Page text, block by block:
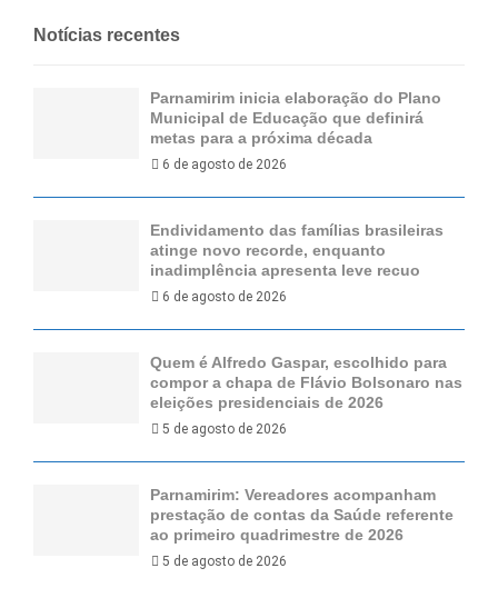
Notícias recentes
Parnamirim inicia elaboração do Plano
Municipal de Educação que definirá
metas para a próxima década
6 de agosto de 2026
Endividamento das famílias brasileiras
atinge novo recorde, enquanto
inadimplência apresenta leve recuo
6 de agosto de 2026
Quem é Alfredo Gaspar, escolhido para
compor a chapa de Flávio Bolsonaro nas
eleições presidenciais de 2026
5 de agosto de 2026
Parnamirim: Vereadores acompanham
prestação de contas da Saúde referente
ao primeiro quadrimestre de 2026
5 de agosto de 2026